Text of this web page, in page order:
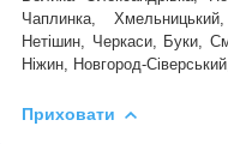
Чаплинка,
Нетішин, Черкаси, Буки,
Ніжин, Новгород-
Приховати